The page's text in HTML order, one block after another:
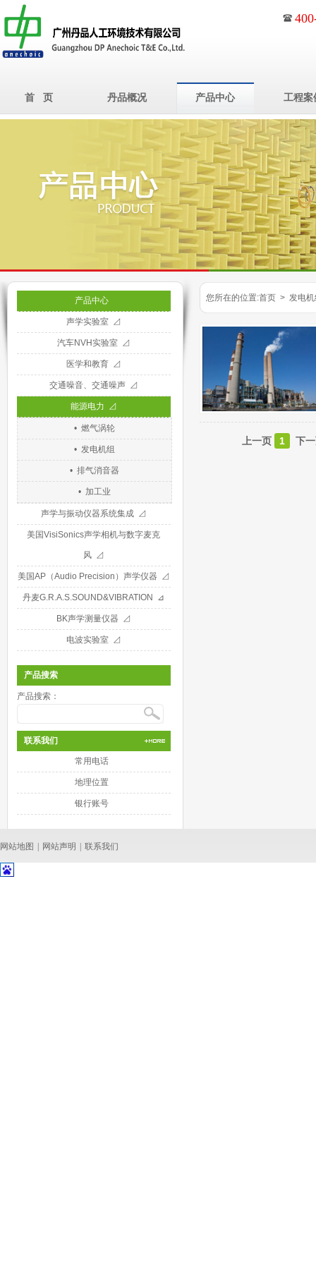
首 页 丹品概况 产品中心 工程案
产品中心
声学实验室 ⊿
汽车NVH实验室 ⊿
医学和教育 ⊿
交通噪音、交通噪声 ⊿
能源电力 ⊿
• 燃气涡轮
• 发电机组
• 排气消音器
• 加工业
声学与振动仪器系统集成 ⊿
美国VisiSonics声学相机与数字麦克
风 ⊿
美国AP（Audio Precision）声学仪器 ⊿
丹麦G.R.A.S.SOUND&VIBRATION ⊿
BK声学测量仪器 ⊿
电波实验室 ⊿
产品搜索
产品搜索：
联系我们
常用电话
地理位置
银行账号
您所在的位置:首页 > 发电机
上一页 1 下
网站地图 网站声明 联系我们